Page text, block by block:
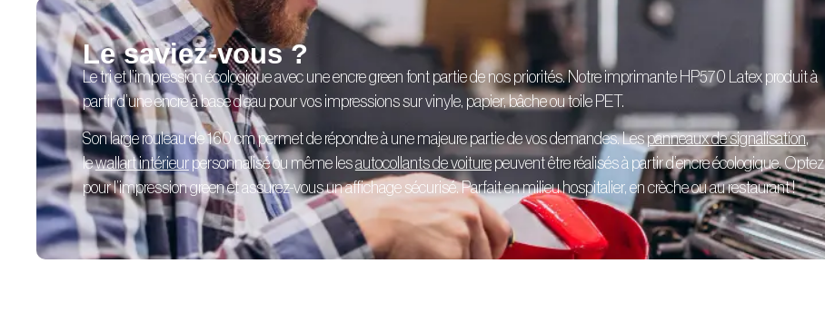
Le saviez-vous ?
Le tri et l’impression écologique avec une encre green font partie de nos priorités. Notre imprimante HP570 Latex produit à
partir d’une encre à base d’eau pour vos impressions sur vinyle, papier, bâche ou toile PET.
Son large rouleau de 160 cm permet de répondre à une majeure partie de vos demandes. Lespanneaux de signalisation,
lewallart intérieurpersonnaliséou même lesautocollants de voiturepeuvent être réalisés à partir d’encre écologique. Optez
pour l’impression green et assurez-vous un affichage sécurisé. Parfait en milieu hospitalier, en crèche ou au restaurant !